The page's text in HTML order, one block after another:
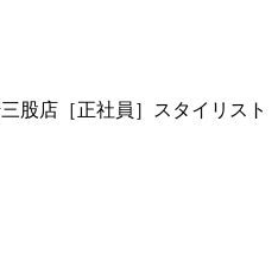
股店［正社員］スタイリスト